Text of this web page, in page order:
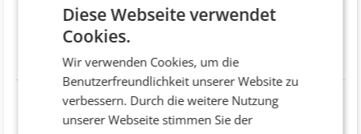
AT 1030 Wien
Telefonnummer +43 (1) 60117
Website http://www.styria.com/-/diva
Diese Webseite verwendet
Cookies.
Wir verwenden Cookies, um die
Benutzerfreundlichkeit unserer Website zu
verbessern. Durch die weitere Nutzung
unserer Webseite stimmen Sie der